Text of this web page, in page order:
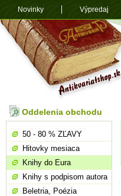
Oddelenia obchodu
50 - 80 % ZĽAVY
Hitovky mesiaca
Knihy do Eura
Knihy s podpisom autora
Beletria, Poézia
Novinky Výpredaj